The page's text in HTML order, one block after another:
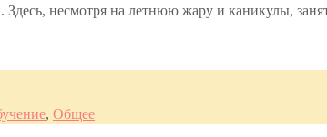
Здесь, несмотря на летнюю жару и каникулы,
, Общее